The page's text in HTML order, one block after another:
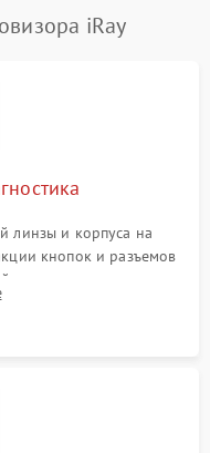
iRay
линзы и корпуса на
кнопок и разъемов
сигнатуры на экран,
системных